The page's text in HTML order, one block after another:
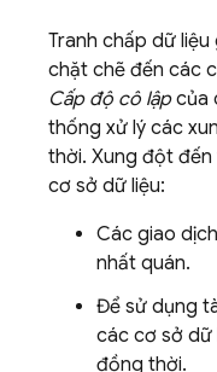
Tranh chấp dữ
chặt chẽ đến các
Cấp độ cô lậpcủa
thống xử lý các
thời. Xung đột
cơ sở dữ liệu:
Các giao
nhất quán.
Để sử dụng
các cơ sở dữ
đồng thời.